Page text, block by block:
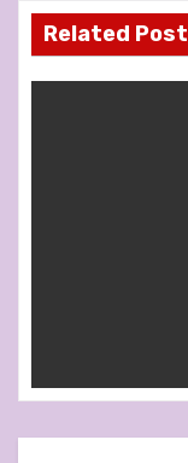
i
g
Related Post